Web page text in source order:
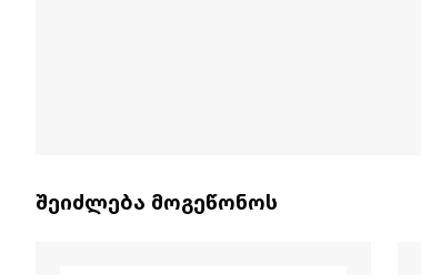
შეიძლება მოგეწონოს